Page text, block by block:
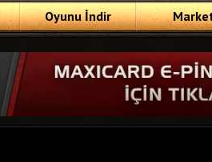
Oyunu İndir